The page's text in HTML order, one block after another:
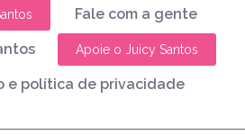
Fale com a gente
Apoie o Juicy Santos
e política de privacidade